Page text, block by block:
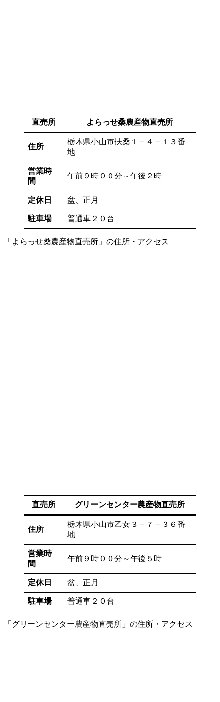
直売所 よらっせ桑農産物直売所
住所
栃木県小山市扶桑１－４－１３番
地
営業時
間
午前９時００分～午後２時
定休日 盆、正月
駐車場 普通車２０台
「よらっせ桑農産物直売所」の住所・アクセス
直売所 グリーンセンター農産物直売所
住所
栃木県小山市乙女３－７－３６番
地
営業時
間
午前９時００分～午後５時
定休日 盆、正月
駐車場 普通車２０台
「グリーンセンター農産物直売所」の住所・アクセス